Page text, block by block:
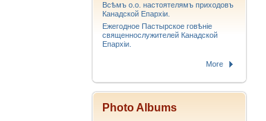
Всѣмъ о.о. настоятелямъ приходовъ
Канадской Епархiи.
Ежегодное Пастырское говѣніе
священнослужителей Канадской
Епархіи.
More
Photo Albums